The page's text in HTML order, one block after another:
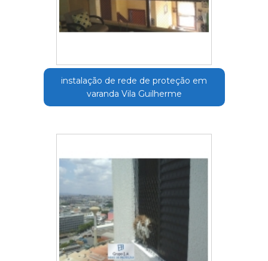
instalação de rede de proteção em
varanda Vila Guilherme